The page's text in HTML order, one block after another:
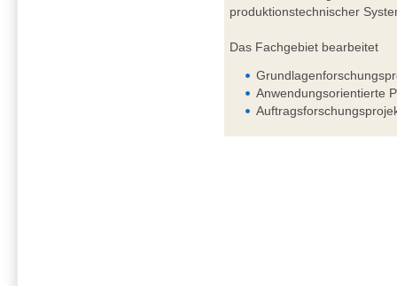
produktionstechnischer
Das Fachgebiet bearbeitet
Anwendungsorientierte